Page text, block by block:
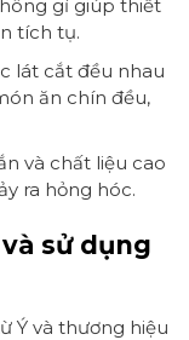
gỉ giúp thiết
tích tụ.
lát cắt đều nhau
ăn chín đều,
và chất liệu cao
ra hỏng hóc.
sử dụng
Ý và thương hiệu